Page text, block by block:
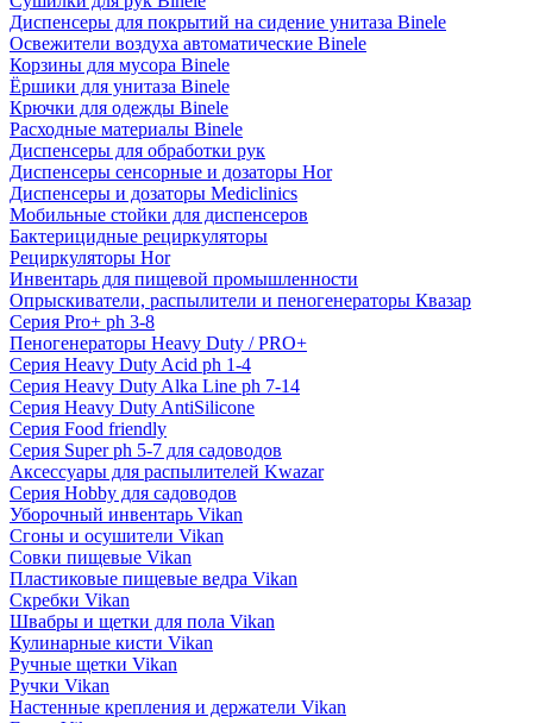
Диспенсеры для покрытий на сидение унитаза Binele
Освежители воздуха автоматические Binele
Корзины для мусора Binele
Ёршики для унитаза Binele
Крючки для одежды Binele
Расходные материалы Binele
Диспенсеры для обработки рук
Диспенсеры сенсорные и дозаторы Hor
Диспенсеры и дозаторы Mediclinics
Мобильные стойки для диспенсеров
Бактерицидные рециркуляторы
Рециркуляторы Hor
Инвентарь для пищевой промышленности
Опрыскиватели, распылители и пеногенераторы Квазар
Серия Pro+ ph 3-8
Пеногенераторы Heavy Duty / PRO+
Серия Heavy Duty Acid ph 1-4
Серия Heavy Duty Alka Line ph 7-14
Серия Heavy Duty AntiSilicone
Серия Food friendly
Серия Super ph 5-7 для садоводов
Аксессуары для распылителей Kwazar
Серия Hobby для садоводов
Уборочный инвентарь Vikan
Сгоны и осушители Vikan
Совки пищевые Vikan
Пластиковые пищевые ведра Vikan
Скребки Vikan
Швабры и щетки для пола Vikan
Кулинарные кисти Vikan
Ручные щетки Vikan
Ручки Vikan
Настенные крепления и держатели Vikan